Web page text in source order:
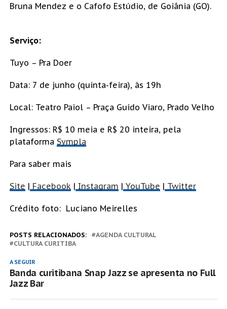
Bruna Mendez e o Cafofo Estúdio, de Goiânia (GO).
Serviço:
Tuyo – Pra Doer
Data: 7 de junho (quinta-feira), às 19h
Local: Teatro Paiol – Praça Guido Viaro, Prado Velho
Ingressos: R$ 10 meia e R$ 20 inteira, pela
plataforma Sympla
Para saber mais
Site | Facebook | Instagram | YouTube | Twitter
Crédito foto: Luciano Meirelles
POSTS RELACIONADOS:
AGENDA CULTURAL
CULTURA CURITIBA
A SEGUIR
Banda curitibana Snap Jazz se apresenta no Full
Jazz Bar